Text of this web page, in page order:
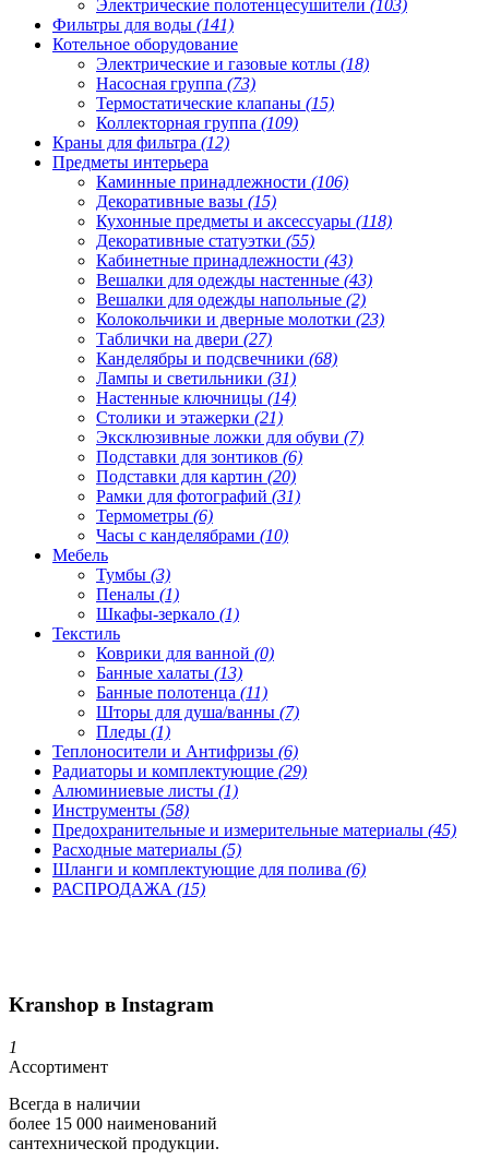
Электрические полотенцесушители (103)
Фильтры для воды (141)
Котельное оборудование
Электрические и газовые котлы (18)
Насосная группа (73)
Термостатические клапаны (15)
Коллекторная группа (109)
Краны для фильтра (12)
Предметы интерьера
Каминные принадлежности (106)
Декоративные вазы (15)
Кухонные предметы и аксессуары (118)
Декоративные статуэтки (55)
Кабинетные принадлежности (43)
Вешалки для одежды настенные (43)
Вешалки для одежды напольные (2)
Колокольчики и дверные молотки (23)
Таблички на двери (27)
Канделябры и подсвечники (68)
Лампы и светильники (31)
Настенные ключницы (14)
Столики и этажерки (21)
Эксклюзивные ложки для обуви (7)
Подставки для зонтиков (6)
Подставки для картин (20)
Рамки для фотографий (31)
Термометры (6)
Часы с канделябрами (10)
Мебель
Тумбы (3)
Пеналы (1)
Шкафы-зеркало (1)
Текстиль
Коврики для ванной (0)
Банные халаты (13)
Банные полотенца (11)
Шторы для душа/ванны (7)
Пледы (1)
Теплоносители и Антифризы (6)
Радиаторы и комплектующие (29)
Алюминиевые листы (1)
Инструменты (58)
Предохранительные и измерительные материалы (45)
Расходные материалы (5)
Шланги и комплектующие для полива (6)
РАСПРОДАЖА (15)
Kranshop в Instagram
1
Ассортимент
Всегда в наличии
более 15 000 наименований
сантехнической продукции.